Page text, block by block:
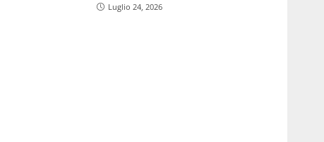
Luglio 24, 2026